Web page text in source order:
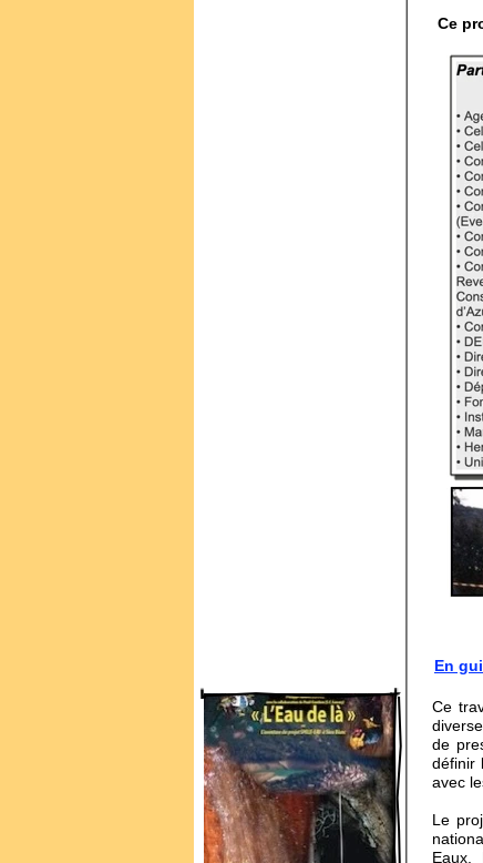
Ce
En
Ce
de
définir
avec
Le
Eaux.